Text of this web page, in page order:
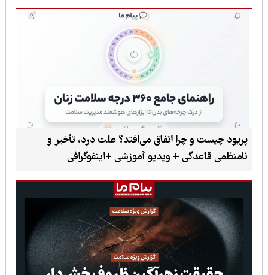
پریود چیست و چرا اتفاق می‌افتد؟ علت درد، تأخیر و
نامنظمی قاعدگی + ویدیو آموزشی +اینفوگرافی